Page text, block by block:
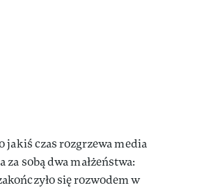
czas rozgrzewa media
sobą dwa małżeństwa:
się rozwodem w